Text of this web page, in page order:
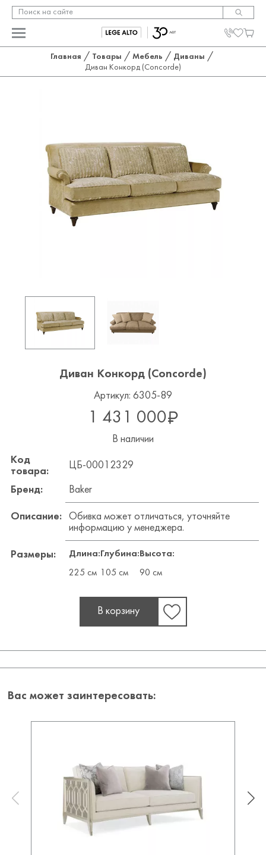
Главная / Товары / Мебель / Диваны /
Диван Конкорд (Concorde)
Диван Конкорд (Concorde)
Артикул: 6305-89
1 431 000
В наличии
Код
товара:
ЦБ-00012329
Бренд: Baker
Описание:
Обивка может отличаться, уточняйте
информацию у менеджера.
Размеры:
Длина:
225 см
Глубина:
105 см
Высота:
90 см
В корзину
Вас может заинтересовать: